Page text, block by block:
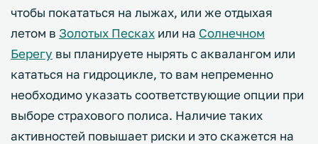
чтобы покататься на лыжах, или же отдыхая
летом в Золотых Песках или на Солнечном
Берегу вы планируете нырять с аквалангом или
кататься на гидроцикле, то вам непременно
необходимо указать соответствующие опции при
выборе страхового полиса. Наличие таких
активностей повышает риски и это скажется на